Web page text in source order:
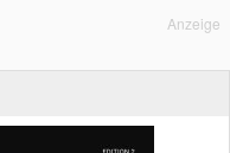
Anzeige